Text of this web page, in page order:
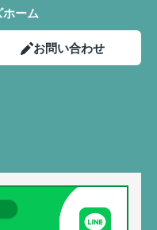
ーム
お問い合わせ